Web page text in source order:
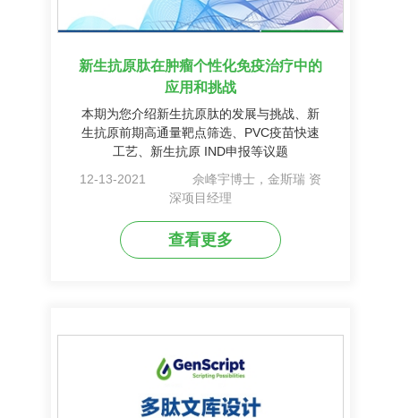
新生抗原肽在肿瘤个性化免疫治疗中的
应用和挑战
本期为您介绍新生抗原肽的发展与挑战、新
生抗原前期高通量靶点筛选、PVC疫苗快速
工艺、新生抗原 IND申报等议题
12-13-2021
佘峰宇博士，金斯瑞 资
深项目经理
查看更多